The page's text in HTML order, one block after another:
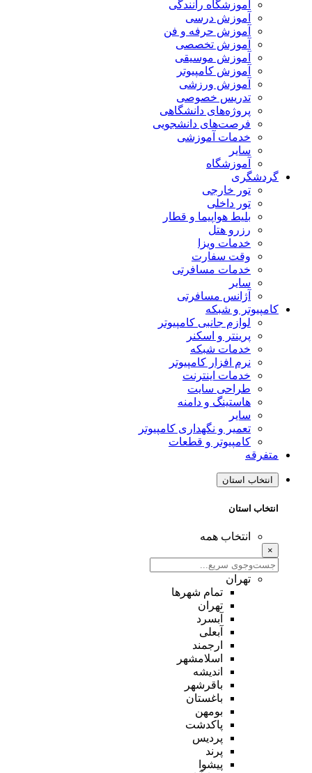
آموزشگاه رانندگی
آموزش درسی
آموزش حرفه و فن
آموزش تخصصی
آموزش موسیقی
آموزش کامپیوتر
آموزش ورزشی
تدریس خصوصی
پروژه‌های دانشگاهی
فرصت‌های دانشجویی
خدمات آموزشی
سایر
آموزشگاه
گردشگری
تور خارجی
تور داخلی
بلیط هواپیما و قطار
رزرو هتل
خدمات ویزا
وقت سفارت
خدمات مسافرتی
سایر
آژانس مسافرتی
کامپیوتر و شبکه
لوازم جانبی کامپیوتر
پرینتر و اسکنر
خدمات شبکه
نرم افزار کامپیوتر
خدمات اینترنت
طراحی سایت
هاستینگ و دامنه
سایر
تعمیر و نگهداری کامپیوتر
کامپیوتر و قطعات
متفرقه
انتخاب استان
انتخاب استان
انتخاب همه
×
تهران
تمام شهر‌ها
تهران
آبسرد
آبعلی
ارجمند
اسلامشهر
اندیشه
باقرشهر
باغستان
بومهن
پاکدشت
پردیس
پرند
پیشوا